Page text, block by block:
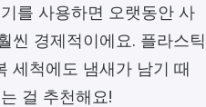
를 사용하면 오랫동안 사
씬 경제적이에요. 플라스틱
세척에도 냄새가 남기 때
걸 추천해요!